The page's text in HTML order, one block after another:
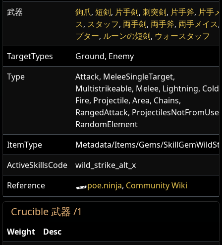
武器
鉤爪, 短剣, 片手剣, 刺突剣, 片手斧, 片手
ス, スタッフ, 両手剣, 両手斧, 両手メイス,
プター, ルーンの短剣, ウォースタッフ
TargetTypes
Ground, Enemy
Type
Attack, MeleeSingleTarget,
Multistrikeable, Melee, Lightning, Cold,
Fire, Projectile, Area, Chains,
RangedAttack,
RandomElement
ItemType
Metadata/Items/Gems/
ActiveSkillsCode
wild_strike_alt_x
Reference
poe.ninja, Community Wiki
Crucible 武器 /1
Weight
Desc